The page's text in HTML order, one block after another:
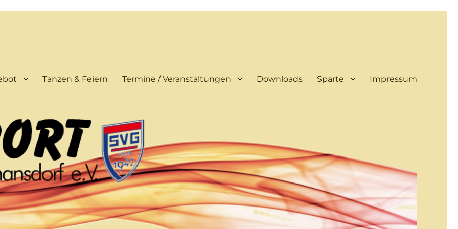
Tanzen & Feiern Termine / Veranstaltungen Downloads Sparte Impressum